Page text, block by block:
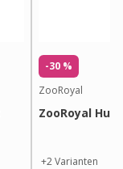
-30 %
ZooRoyal
ZooRoyal
+2Varianten